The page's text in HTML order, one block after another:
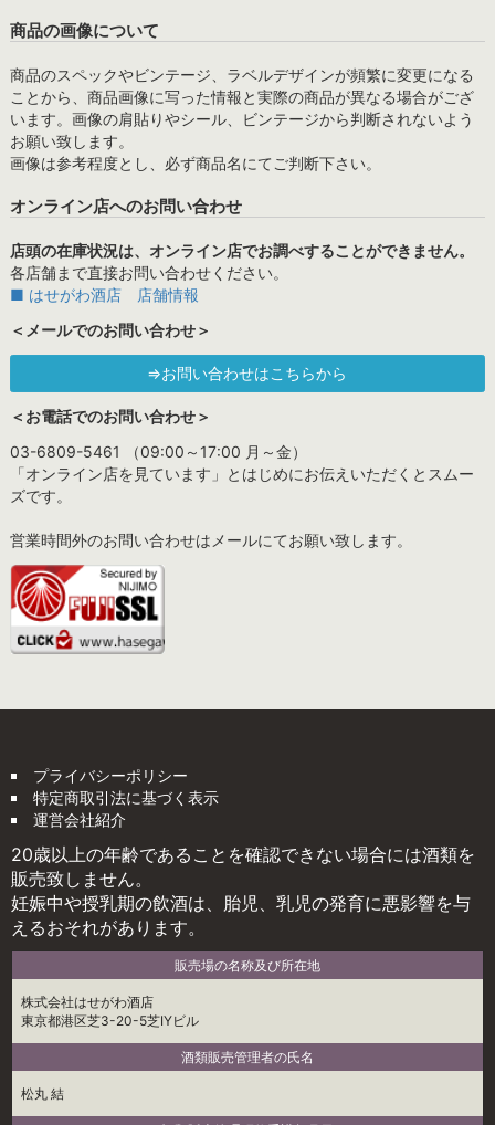
商品の画像について
商品のスペックやビンテージ、ラベルデザインが頻繁に変更になる
ことから、商品画像に写った情報と実際の商品が異なる場合がござ
います。画像の肩貼りやシール、ビンテージから判断されないよう
お願い致します。
画像は参考程度とし、必ず商品名にてご判断下さい。
オンライン店へのお問い合わせ
店頭の在庫状況は、オンライン店でお調べすることができません。
各店舗まで直接お問い合わせください。
■ はせがわ酒店 店舗情報
＜メールでのお問い合わせ＞
⇒お問い合わせはこちらから
＜お電話でのお問い合わせ＞
03-6809-5461 （09:00～17:00 月～金）
「オンライン店を見ています」とはじめにお伝えいただくとスムー
ズです。
営業時間外のお問い合わせはメールにてお願い致します。
プライバシーポリシー
特定商取引法に基づく表示
運営会社紹介
20歳以上の年齢であることを確認できない場合には酒類を
販売致しません。
妊娠中や授乳期の飲酒は、胎児、乳児の発育に悪影響を与
えるおそれがあります。
販売場の名称及び所在地
株式会社はせがわ酒店
東京都港区芝3-20-5芝IYビル
酒類販売管理者の氏名
松丸 結